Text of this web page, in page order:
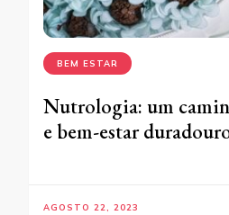
BEM ESTAR
Nutrologia: um
e bem-estar
AGOSTO 22, 2023